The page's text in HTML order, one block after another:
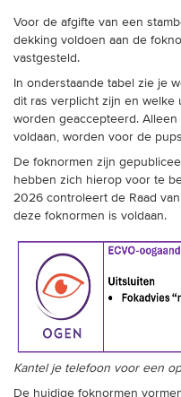
Voor de afgifte van een
dekking voldoen aan de
vastgesteld.
In onderstaande tabel zie je
dit ras verplicht zijn en
worden geaccepteerd.
voldaan, worden voor de
De foknormen zijn
hebben zich hierop voor te
2026 controleert de Raad
deze foknormen is voldaan.
Kantel je telefoon voor een
De huidige foknormen